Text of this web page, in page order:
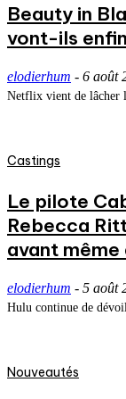
Beauty in
vont-ils
elodierhum - 6 août
Netflix vient de lâcher
Castings
Le pilote
Rebecca
avant même
elodierhum - 5 août
Hulu continue de
Nouveautés